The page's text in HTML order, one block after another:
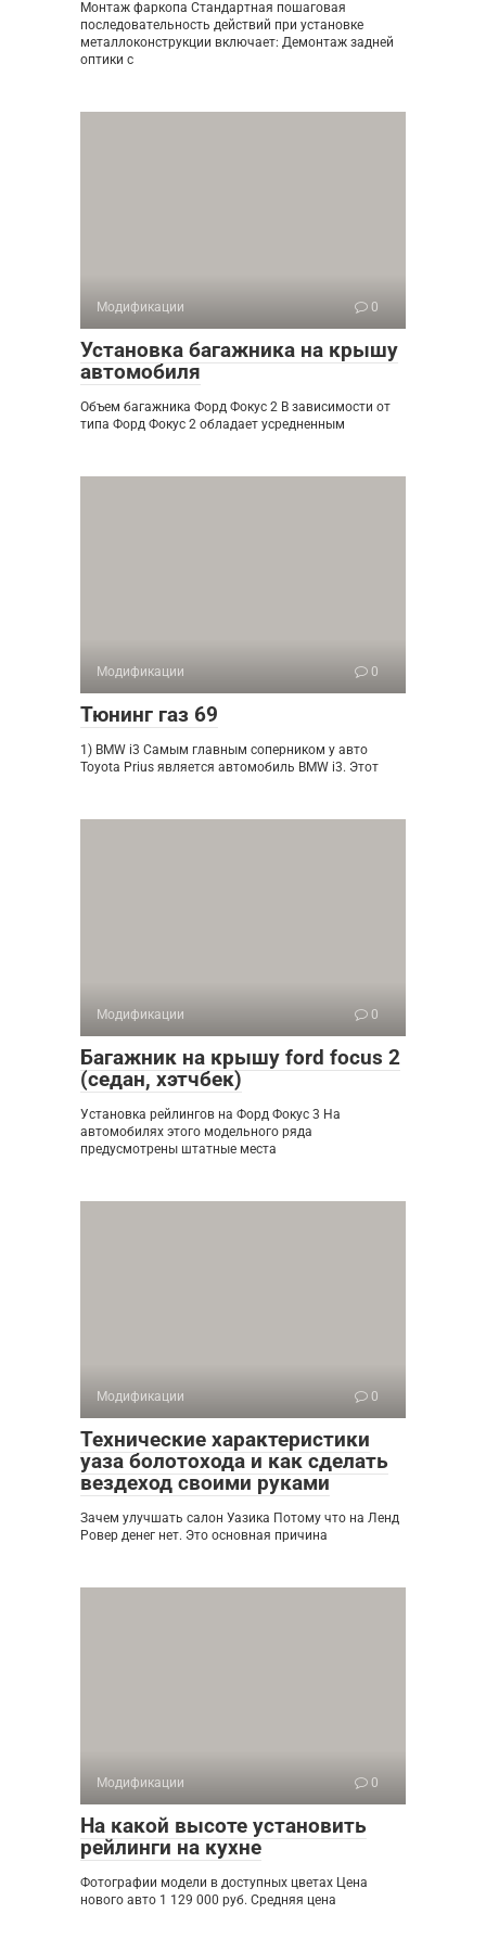
Монтаж фаркопа Стандартная пошаговая
последовательность действий при установке
металлоконструкции включает: Демонтаж задней
оптики с
Модификации 0
Установка багажника на крышу
автомобиля
Объем багажника Форд Фокус 2 В зависимости от
типа Форд Фокус 2 обладает усредненным
Модификации 0
Тюнинг газ 69
1) BMW i3 Самым главным соперником у авто
Toyota Prius является автомобиль BMW i3. Этот
Модификации 0
Багажник на крышу ford focus 2
(седан, хэтчбек)
Установка рейлингов на Форд Фокус 3 На
автомобилях этого модельного ряда
предусмотрены штатные места
Модификации 0
Технические характеристики
уаза болотохода и как сделать
вездеход своими руками
Зачем улучшать салон Уазика Потому что на Ленд
Ровер денег нет. Это основная причина
Модификации 0
На какой высоте установить
рейлинги на кухне
Фотографии модели в доступных цветах Цена
нового авто 1 129 000 руб. Средняя цена